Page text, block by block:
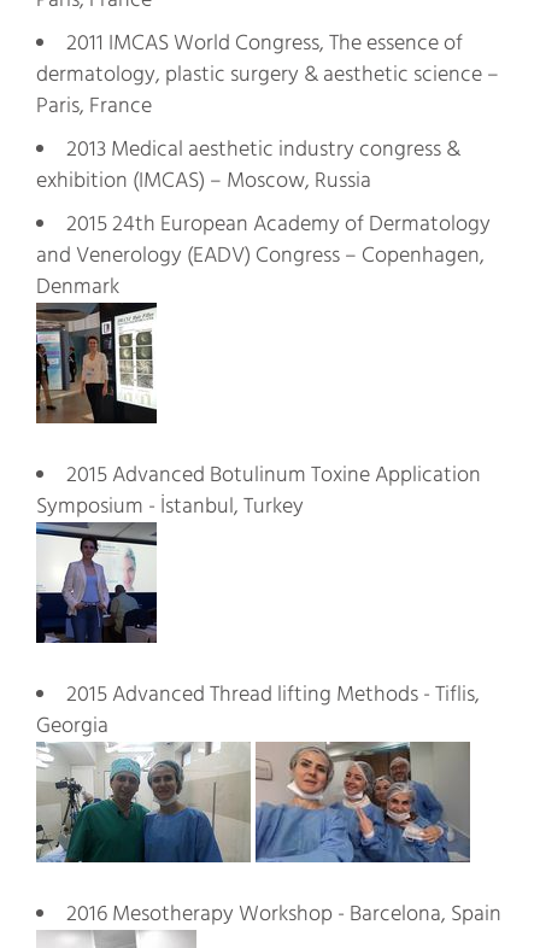
2011 IMCAS World Congress, The essence of
dermatology, plastic surgery & aesthetic science –
Paris, France
2013 Medical aesthetic industry congress &
exhibition (IMCAS) – Moscow, Russia
2015 24th European Academy of Dermatology
and Venerology (EADV) Congress – Copenhagen,
Denmark
2015 Advanced Botulinum Toxine Application
Symposium - İstanbul, Turkey
2015 Advanced Thread lifting Methods - Tiflis,
Georgia
2016 Mesotherapy Workshop - Barcelona, Spain